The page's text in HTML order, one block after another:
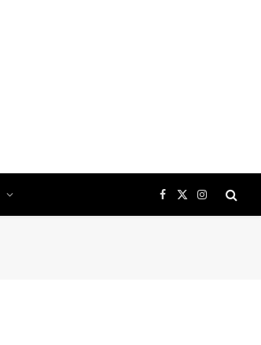
Facebook
X
(Twitter)
Instagram